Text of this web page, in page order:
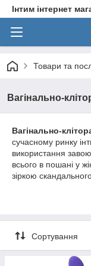
Інтим інтернет
Товари та
Вагінально-
Вагінально-
сучасному ринку
використання
всього в пошані у
зіркою
душі, володіє
можуть встояти
більш досконалою,
вагінально-
Сортування